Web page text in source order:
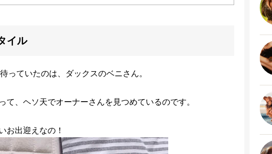
イル
っていたのは、ダックスのベニさん。
、ヘソ天でオーナーさんを見つめているのです。
お出迎えなの！